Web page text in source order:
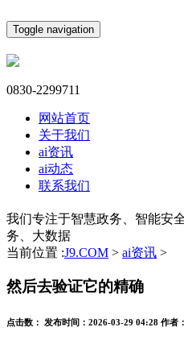
Toggle navigation
0830-2299711
网站首页
关于我们
ai资讯
ai动态
联系我们
我们专注于智慧政务、智能安
务、大数据
当前位置 :J9.COM > ai资讯 >
然后去验证它的精确
点击数： 发布时间： 2026-03-29 04:28 作者：